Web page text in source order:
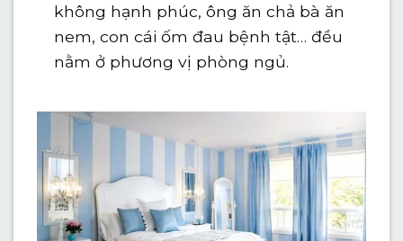
không hạnh phúc, ông ăn chả bà ăn
nem, con cái ốm đau bệnh tật… đều
nằm ở phương vị phòng ngủ.